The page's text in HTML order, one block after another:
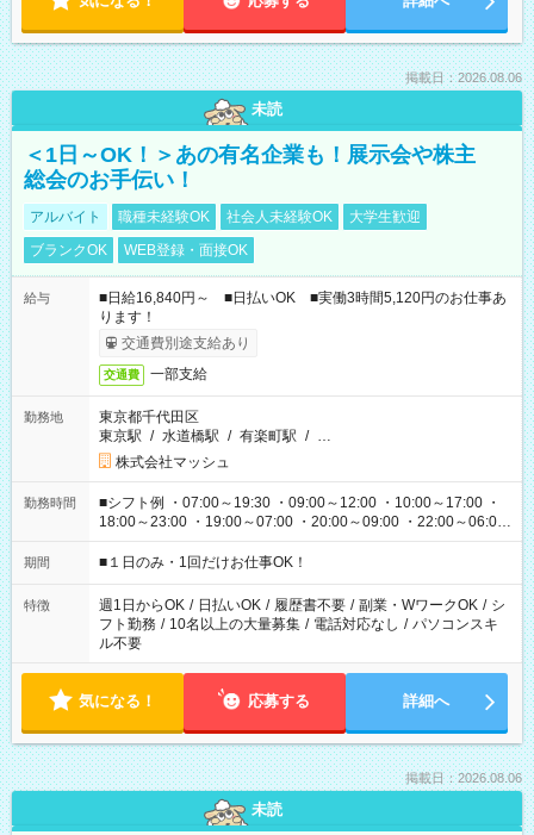
掲載日：2026.08.06
未読
＜1日～OK！＞あの有名企業も！展示会や株主
総会のお手伝い！
アルバイト 職種未経験OK 社会人未経験OK
大学生歓迎
ブランクOK
WEB登録・面接OK
給与
■日給16,840円～ ■日払いOK ■実働3時間5,120円のお仕事あ
ります！
交通費別途支給あり
交通費 一部支給
勤務地
東京都千代田区
東京駅 / 水道橋駅 / 有楽町駅 / …
株式会社マッシュ
勤務時間
■シフト例 ・07:00～19:30 ・09:00～12:00 ・10:00～17:00 ・
18:00～23:00 ・19:00～07:00 ・20:00～09:00 ・22:00～06:00
etc ★最短で3時間で5,120円のお仕事から 15時間で2万円近く稼
げるお仕事も！ ご希望のお時間に合わせてご紹介！ ※シフトは
ください！
期間 ■１日のみ・1回だけお仕事OK！
特徴 週1日からOK / 日払いOK / 履歴書不要 / 副業・WワークOK / シ
フト勤務 / 10名以上の大量募集 / 電話対応なし / パソコンスキ
ル不要
気になる！ 応募する 詳細へ
掲載日：2026.08.06
未読